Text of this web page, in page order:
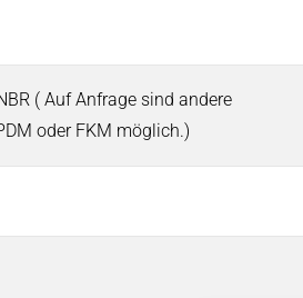
( Auf Anfrage sind andere
oder FKM möglich.)